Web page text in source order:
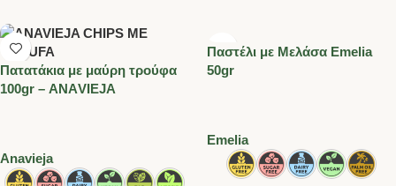
Πατατάκια με μαύρη τρούφα
100gr – ΑΝΑVIEJA
Anavieja
Παστέλι με Μελάσα Emelia
50gr
Emelia